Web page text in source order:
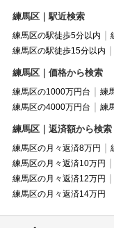
練馬区｜駅近検索
練馬区の駅徒歩5分以内
練馬区の駅徒歩15分以内
練馬区｜価格から検索
練馬区の1000万円台 練
練馬区の4000万円台
練
練馬区｜返済額から検索
練馬区の月々返済8万円
練馬区の月々返済10万円
練馬区の月々返済12万円
練馬区の月々返済14万円